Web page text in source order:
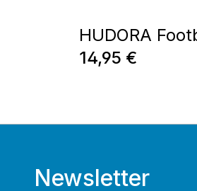
HUDORA
Prix régulier :
14,95 €
Newsletter